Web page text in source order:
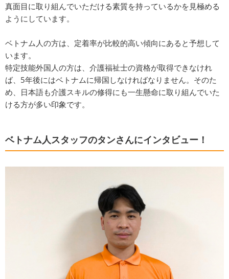
真面目に取り組んでいただける素質を持っているかを見極める
ようにしています。
ベトナム人の方は、定着率が比較的高い傾向にあると予想して
います。
特定技能外国人の方は、介護福祉士の資格が取得できなけれ
ば、5年後にはベトナムに帰国しなければなりません。そのた
め、日本語も介護スキルの修得にも一生懸命に取り組んでいた
ける方が多い印象です。
ベトナム人スタッフのタンさんにインタビュー！